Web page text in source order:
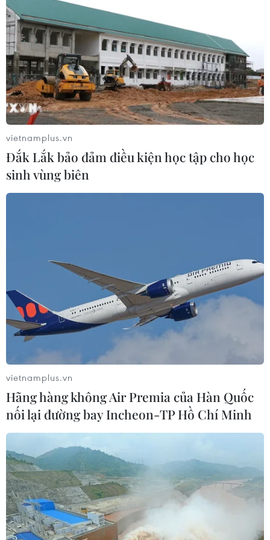
ASC 2026: Tiếp lửa đam mê khoa học
cho thế hệ trẻ Việt Nam
04/08/2026 14:08
Xem thêm
CƠ QUAN CHỦ QUẢN: THÔNG TẤN XÃ VIỆT NAM
Quy định sử dụng
RSS
Hỗ trợ
Ngôn ngữ
TTXVN
Dịch vụ tin
Quảng cáo
Liên hệ
Giấy phép số: 1374/GP-BTTTT do Bộ Thông tin và Truyền thông
Quảng cáo: Phó TBT Nguyễn Thị Tám: 093.5958688, Email:
tamvna@gmail.com
Điện thoại: (024) 39411349 - (024) 39411348, Fax: (024)
39411348
Email:vietnamplus2008@gmail.com
© Bản quyền thuộc về VietnamPlus, TTXVN. Cấm sao chép dưới
vietnamplus.vn
Đắk Lắk bảo đảm điều kiện học tập cho học
sinh vùng biên
vietnamplus.vn
Hãng hàng không Air Premia của Hàn Quốc
nối lại đường bay Incheon-TP Hồ Chí Minh